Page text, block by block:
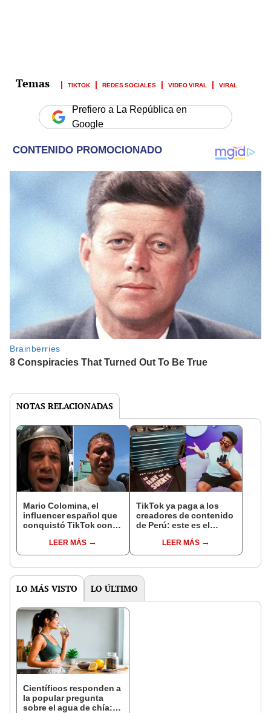
TIKTOK REDES SOCIALES VIDEO VIRAL VIRAL
Prefiero a La República en
Google
NOTAS RELACIONADAS
Mario Colomina, el
influencer español que
conquistó TikTok con
"Mi amor nació por la
gastronomía"
LEER MÁS
TikTok ya paga a los
creadores de contenido
de Perú: este es el
llegar a cobrar por 1.000
vistas
LEER MÁS
LO MÁS VISTO LO ÚLTIMO
Científicos responden a
la popular pregunta
sobre el agua de chía: